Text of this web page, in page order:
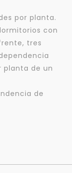
por planta.
con
tres
de un
de
en el